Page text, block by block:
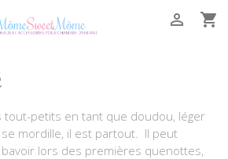


tout-petits en tant que doudou, léger
mordille, il est partout. Il peut
lors des premières quenottes,